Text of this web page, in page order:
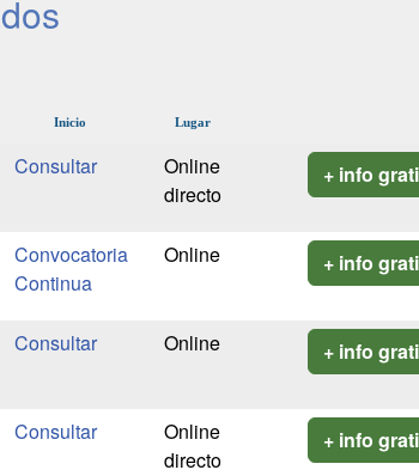
Inicio Lugar
Online
directo
+ info
Convocatoria
Continua
Online + info
Online + info
Online
directo
+ info